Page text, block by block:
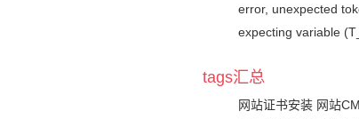
error, unexpected
expecting variable
tags汇总
网站证书安装 网站